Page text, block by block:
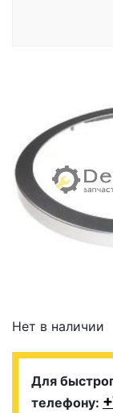
Нет в наличии
Для
телефону: